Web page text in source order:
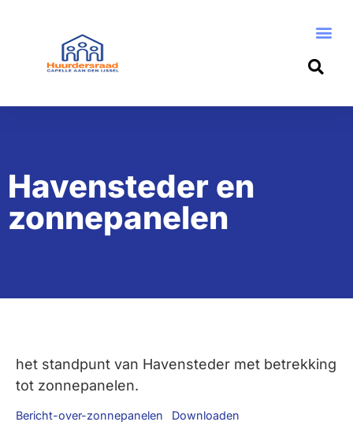
Havensteder en
zonnepanelen
het standpunt van Havensteder met betrekking
tot zonnepanelen.
Bericht-over-zonnepanelen Downloaden